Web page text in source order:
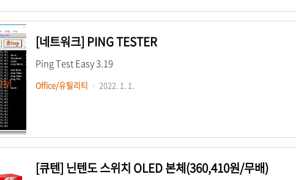
하는 매도로 향후 저렴한 가격으로 재매입해 상환함으로써 차익을 얻고자
를 금지하고 있음. 대차거래와 공매도의 관계 * 현재 규정상 무..
[네트워크] PING TESTER
Ping Test Easy 3.19
Office/유틸리티 2022. 1. 1.
[큐텐] 닌텐도 스위치 OLED 본체(360,410원/무배)